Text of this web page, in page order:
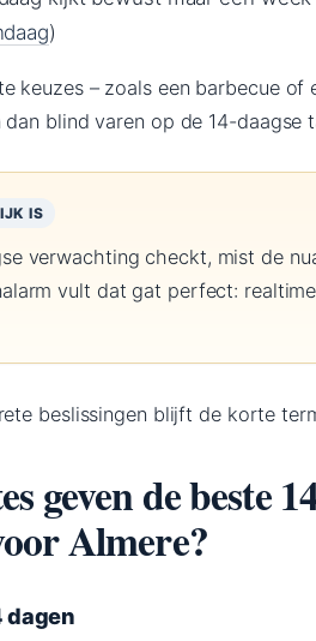
)
keuzes – zoals een barbecue
blind varen op de 14-daagse
IS
verwachting checkt, mist de
vult dat gat perfect:
beslissingen blijft de korte
geven de beste
Almere?
dagen